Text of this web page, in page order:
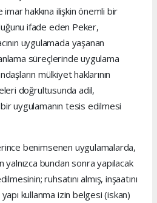
hakkına ilişkin önemli bir
ifade eden Peker,
uygulamada yaşanan
süreçlerinde uygulama
mülkiyet haklarının
doğrultusunda adil,
uygulamanın tesis edilmesi
benimsenen uygulamalarda,
bundan sonra yapılacak
ruhsatını almış, inşaatını
kullanma izin belgesi (iskan)